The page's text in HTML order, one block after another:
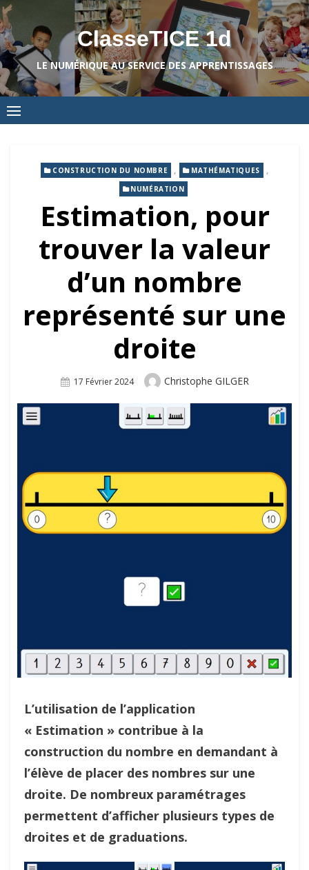
Skip
to
content
ClasseTICE 1d
LE NUMÉRIQUE AU SERVICE DES APPRENTISSAGES
CONSTRUCTION DU NOMBRE , MATHÉMATIQUES ,
NUMÉRATION
Estimation, pour
trouver la valeur
d’un nombre
représenté sur une
droite
Posted
17 Février 2024 Author
Christophe GILGER
L’utilisation de l’application
« Estimation » contribue à la
construction du nombre en demandant à
l’élève de placer des nombres sur une
droite. De nombreux paramétrages
permettent d’afficher plusieurs types de
droites et de graduations.